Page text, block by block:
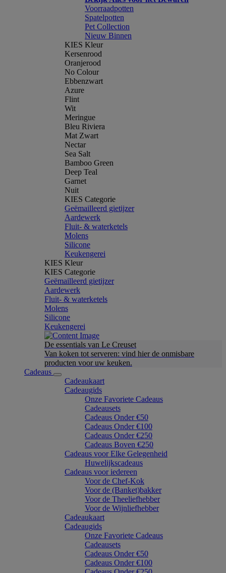
Voorraadpotten
Spatelpotten
Pet Collection
Nieuw Binnen
KIES Kleur
Kersenrood
Oranjerood
No Colour
Ebbenzwart
Azure
Flint
Wit
Meringue
Bleu Riviera
Mat Zwart
Nectar
Sea Salt
Bamboo Green
Deep Teal
Garnet
Nuit
KIES Categorie
Geëmailleerd gietijzer
Aardewerk
Fluit- & waterketels
Molens
Silicone
Keukengerei
KIES Kleur
KIES Categorie
Geëmailleerd gietijzer
Aardewerk
Fluit- & waterketels
Molens
Silicone
Keukengerei
De essentials van Le Creuset
Van koken tot serveren: vind hier de onmisbare
producten voor uw keuken.
Cadeaus
Cadeaukaart
Cadeaugids
Onze Favoriete Cadeaus
Cadeausets
Cadeaus Onder €50
Cadeaus Onder €100
Cadeaus Onder €250
Cadeaus Boven €250
Cadeaus voor Elke Gelegenheid
Huwelijkscadeaus
Cadeaus voor iedereen
Voor de Chef-Kok
Voor de (Banket)bakker
Voor de Theeliefhebber
Voor de Wijnliefhebber
Cadeaukaart
Cadeaugids
Onze Favoriete Cadeaus
Cadeausets
Cadeaus Onder €50
Cadeaus Onder €100